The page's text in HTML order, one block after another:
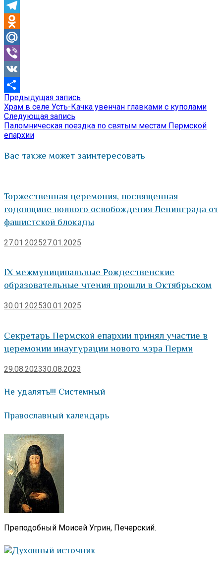
Skype
Telegram
Odnoklassniki
Mail.Ru
Viber
VK
Отправить
Навигация
по
записям
Предыдущая запись
запись:
Храм в селе Усть-Качка увенчан главками с куполами
Следующая запись
запись:
Паломническая поездка по святым местам Пермской
епархии
Вас также может заинтересовать
Торжественная церемония, посвященная
годовщине полного освобождения Ленинграда от
фашистской блокады
27.01.202527.01.2025
IX межмуниципальные Рождественские
образовательные чтения прошли в Октябрьском
30.01.202530.01.2025
Секретарь Пермской епархии принял участие в
церемонии инаугурации нового мэра Перми
29.08.202330.08.2023
Не удалять!!! Системный
Православный календарь
Преподобный Моисей Угрин, Печерский.
Духовный источник